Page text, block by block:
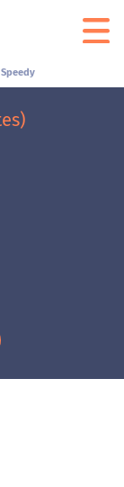
Speedy